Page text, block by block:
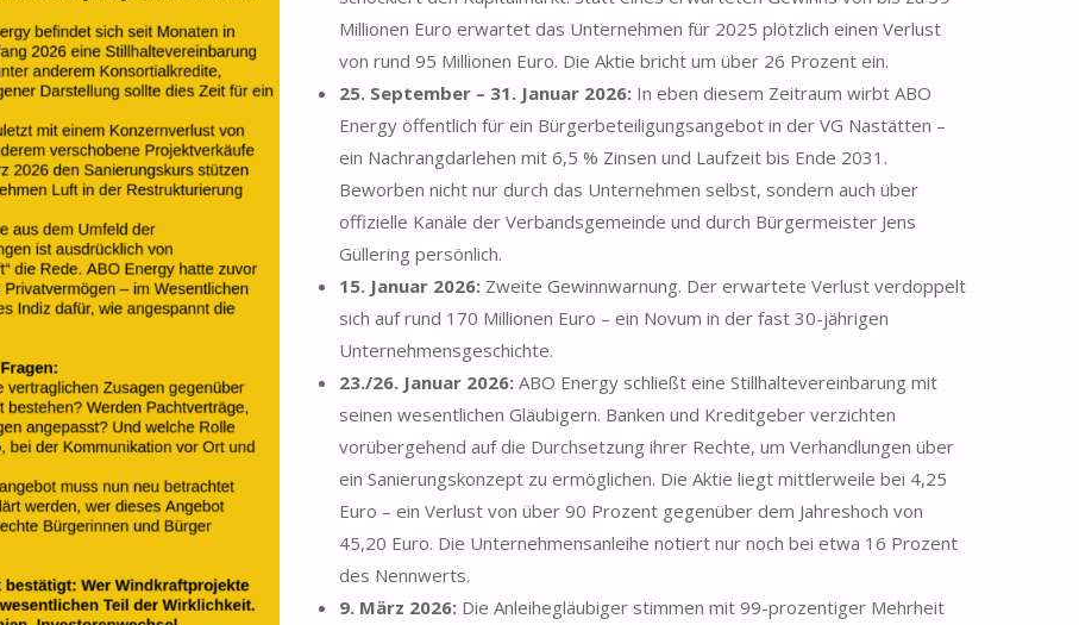
Millionen Euro erwartet das Unternehmen für 2025 plötzlich einen Verlust
von rund 95 Millionen Euro. Die Aktie bricht um über 26 Prozent ein.
25. September – 31. Januar 2026: In eben diesem Zeitraum wirbt ABO
Energy öffentlich für ein Bürgerbeteiligungsangebot in der VG Nastätten –
ein Nachrangdarlehen mit 6,5 % Zinsen und Laufzeit bis Ende 2031.
Beworben nicht nur durch das Unternehmen selbst, sondern auch über
offizielle Kanäle der Verbandsgemeinde und durch Bürgermeister Jens
Güllering persönlich.
15. Januar 2026: Zweite Gewinnwarnung. Der erwartete Verlust verdoppelt
sich auf rund 170 Millionen Euro – ein Novum in der fast 30-jährigen
Unternehmensgeschichte.
23./26. Januar 2026: ABO Energy schließt eine Stillhaltevereinbarung mit
seinen wesentlichen Gläubigern. Banken und Kreditgeber verzichten
vorübergehend auf die Durchsetzung ihrer Rechte, um Verhandlungen über
ein Sanierungskonzept zu ermöglichen. Die Aktie liegt mittlerweile bei 4,25
Euro – ein Verlust von über 90 Prozent gegenüber dem Jahreshoch von
45,20 Euro. Die Unternehmensanleihe notiert nur noch bei etwa 16 Prozent
des Nennwerts.
9. März 2026: Die Anleihegläubiger stimmen mit 99-prozentiger Mehrheit